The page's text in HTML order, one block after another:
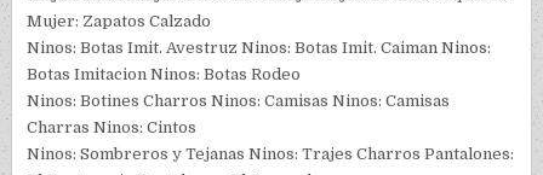
Mujer: Zapatos Calzado
Ninos: Botas Imit. Avestruz Ninos: Botas Imit. Caiman Ninos:
Botas Imitacion Ninos: Botas Rodeo
Ninos: Botines Charros Ninos: Camisas Ninos: Camisas
Charras Ninos: Cintos
Ninos: Sombreros y Tejanas Ninos: Trajes Charros Pantalones: